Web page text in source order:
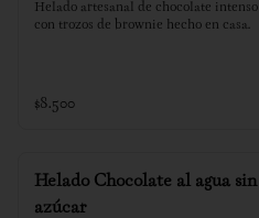
Helado artesanal de chocolate intenso
con trozos de brownie hecho en casa.
$8.500
Helado Chocolate al agua sin
azúcar